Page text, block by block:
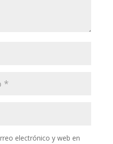
electrónico y web en